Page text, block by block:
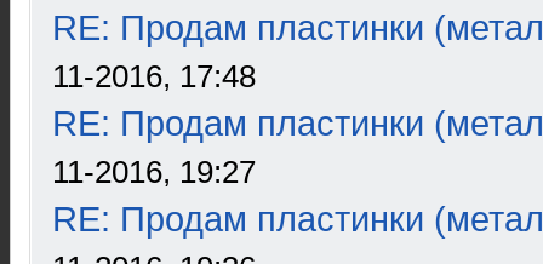
RE: Продам пластинки
11-2016, 17:48
RE: Продам пластинки
11-2016, 19:27
RE: Продам пластинки